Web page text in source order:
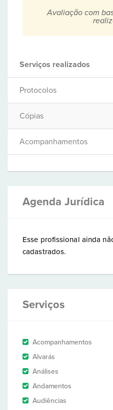
Avaliação com
Serviços realizados
Protocolos
Cópias
Acompanhamentos
Agenda Jurídica
Esse profissional ainda
cadastrados.
Serviços
Acompanhamentos
Alvarás
Análises
Andamentos
Audiências